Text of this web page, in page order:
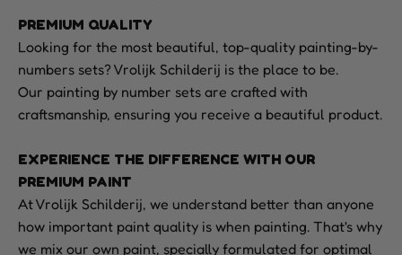
PREMIUM QUALITY
Looking for the most beautiful, top-quality painting-by-
numbers sets? Vrolijk Schilderij is the place to be.
Our painting by number sets are crafted with
craftsmanship, ensuring you receive a beautiful product.
EXPERIENCE THE DIFFERENCE WITH OUR
PREMIUM PAINT
At Vrolijk Schilderij, we understand better than anyone
how important paint quality is when painting. That's why
we mix our own paint, specially formulated for optimal